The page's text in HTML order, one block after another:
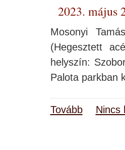
2023. május
Mosonyi
(Hegesztett
helyszín:
Palota parkban
Tovább Nincs